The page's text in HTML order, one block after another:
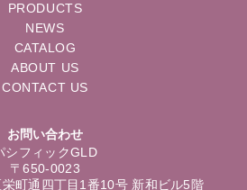
PRODUCTS
NEWS
CATALOG
ABOUT US
CONTACT US
お問い合わせ
シフィックGLD
〒650-0023
町通四丁目1番10号 新和ビル5階